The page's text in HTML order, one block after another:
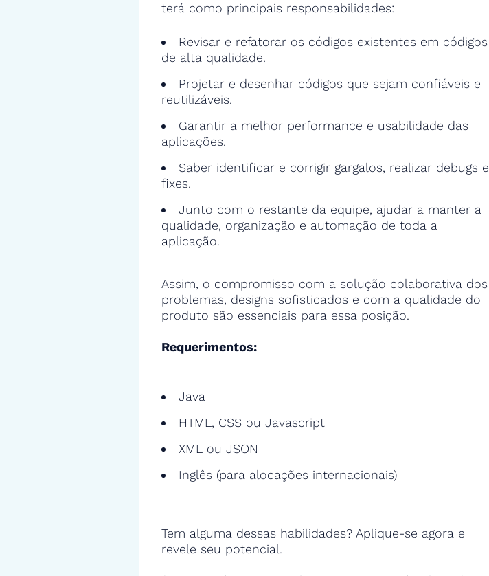
terá como principais responsabilidades:
Revisar e refatorar os códigos existentes em códigos
de alta qualidade.
Projetar e desenhar códigos que sejam confiáveis e
reutilizáveis.
Garantir a melhor performance e usabilidade das
aplicações.
Saber identificar e corrigir gargalos, realizar debugs e
fixes.
Junto com o restante da equipe, ajudar a manter a
qualidade, organização e automação de toda a
aplicação.
Assim, o compromisso com a solução colaborativa dos
problemas, designs sofisticados e com a qualidade do
produto são essenciais para essa posição.
Requerimentos:
Java
HTML, CSS ou Javascript
XML ou JSON
Inglês (para alocações internacionais)
Tem alguma dessas habilidades? Aplique-se agora e
revele seu potencial.